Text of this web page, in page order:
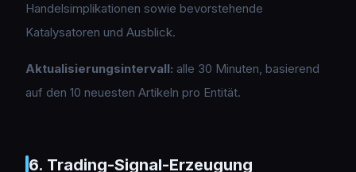
Handelsimplikationen sowie bevorstehende
Katalysatoren und Ausblick.
Aktualisierungsintervall: alle 30 Minuten, basierend
auf den 10 neuesten Artikeln pro Entität.
6. Trading-Signal-Erzeugung